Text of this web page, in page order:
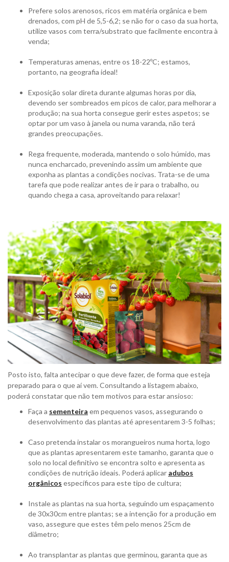
Prefere solos arenosos, ricos em matéria orgânica e bem
drenados, com pH de 5,5-6,2; se não for o caso da sua horta,
utilize vasos com terra/substrato que facilmente encontra à
venda;
Temperaturas amenas, entre os 18-22ºC; estamos,
portanto, na geografia ideal!
Exposição solar direta durante algumas horas por dia,
devendo ser sombreados em picos de calor, para melhorar a
produção; na sua horta consegue gerir estes aspetos; se
optar por um vaso à janela ou numa varanda, não terá
grandes preocupações.
Rega frequente, moderada, mantendo o solo húmido, mas
nunca encharcado, prevenindo assim um ambiente que
exponha as plantas a condições nocivas. Trata-se de uma
tarefa que pode realizar antes de ir para o trabalho, ou
quando chega a casa, aproveitando para relaxar!
Posto isto, falta antecipar o que deve fazer, de forma que esteja
preparado para o que aí vem. Consultando a listagem abaixo,
poderá constatar que não tem motivos para estar ansioso:
Faça a sementeira em pequenos vasos, assegurando o
desenvolvimento das plantas até apresentarem 3-5 folhas;
Caso pretenda instalar os morangueiros numa horta, logo
que as plantas apresentarem este tamanho, garanta que o
solo no local definitivo se encontra solto e apresenta as
condições de nutrição ideais. Poderá aplicar adubos
orgânicos específicos para este tipo de cultura;
Instale as plantas na sua horta, seguindo um espaçamento
de 30x30cm entre plantas; se a intenção for a produção em
vaso, assegure que estes têm pelo menos 25cm de
diâmetro;
Ao transplantar as plantas que germinou, garanta que as